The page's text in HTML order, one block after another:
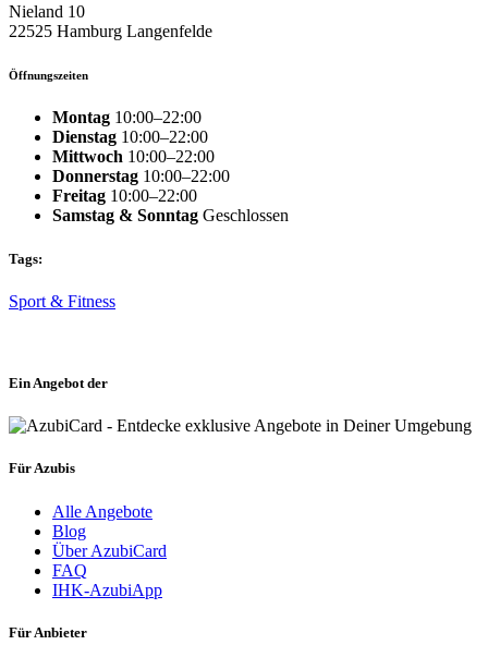
Nieland 10
22525 Hamburg Langenfelde
Öffnungszeiten
Montag 10:00–22:00
Dienstag 10:00–22:00
Mittwoch 10:00–22:00
Donnerstag 10:00–22:00
Freitag 10:00–22:00
Samstag & Sonntag Geschlossen
Tags:
Sport & Fitness
Ein Angebot der
Für Azubis
Alle Angebote
Blog
Über AzubiCard
FAQ
IHK-AzubiApp
Für Anbieter